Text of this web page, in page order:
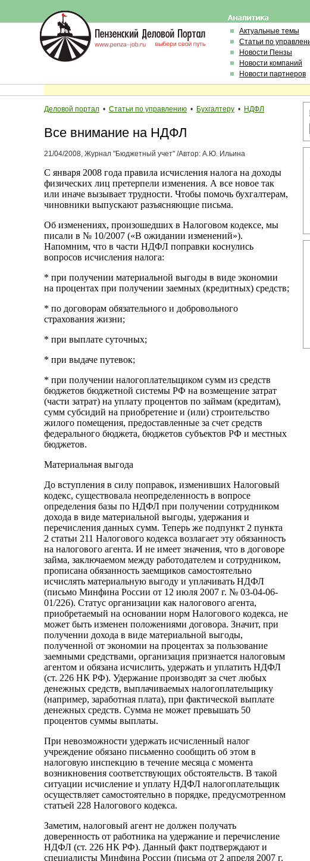
Актуальные темы
Статьи по
Новости Пензы
Новости компаний
Новости партнеров
Деловой портал • Статьи по управлению • Бухгалтеру • НДФЛ
Все внимание на НДФЛ
21/04/2008, Журнал "Бюджетный учет" /Автор: А.Ю. Ильина
С января 2008 года правила исчисления налога на доходы
физических лиц претерпели изменения. А все новое так
или иначе вызывает трудности. Чтобы помочь бухгалтерам,
чиновники выпускают разъясняющие письма.
Об изменениях, произошедших в Налоговом кодексе, мы
писали в № 10/2007 («В ожидании изменений»).
Напомним, что в части НДФЛ поправки коснулись
вопросов исчисления налога:
* при получении материальной выгоды в виде экономии
на процентах при получении заемных (кредитных) средств;
* по договорам обязательного и добровольного
страхования жизни;
* при выплате суточных;
* при выдаче путевок;
* при получении налогоплательщиком сумм из средств
бюджетов бюджетной системы РФ на возмещение затрат
(части затрат) на уплату процентов по займам (кредитам),
сумм субсидий на приобретение и (или) строительство
жилого помещения, предоставленные за счет средств
федерального бюджета, бюджетов субъектов РФ и местных
бюджетов.
Материальная выгода
До вступления в силу поправок, изменивших Налоговый
кодекс, существовала неопределенность в вопросе
определения базы по НДФЛ при получении сотрудником
дохода в виде материальной выгоды, удержания и
перечисления данных сумм. Теперь же подпункт 2 пункта
2 статьи 211 Налогового кодекса возлагает эту обязанность
на налогового агента. И не имеет значения, что в договоре
займа, заключаемом между работодателем и сотрудником,
прописана обязанность заемщиков самостоятельно
исчислять материальную выгоду и уплачивать НДФЛ
(письмо Минфина России от 12 июля 2007 г. № 03-04-06-
01/226). Статус организации как налогового агента,
приобретаемый на основании норм Налогового кодекса, не
может быть изменен положениями договора. Значит, при
получении дохода в виде материальной выгоды,
полученной от экономии на процентах за пользование
заемными средствами, организация признается налоговым
агентом и обязана исчислить, удержать и уплатить НДФЛ
(ст. 226 НК РФ). Удержание производят за счет любых
денежных средств, выплачиваемых налогоплательщику
(например, заработная плата), при фактической выплате
денежных средств. Сумма не может превышать 50
процентов суммы выплаты.
При невозможности удержать исчисленный налог
учреждение обязано письменно сообщить об этом в
налоговую инспекцию в течение месяца с момента
возникновения соответствующих обстоятельств. В такой
ситуации исчисление и уплату НДФЛ налогоплательщик
осуществляет самостоятельно в порядке, предусмотренном
статьей 228 Налогового кодекса.
Заметим, налоговый агент не должен получать
доверенность от работника на удержание и перечисление
НДФЛ (ст. 226 НК РФ). Данный факт подтверждают и
специалисты Минфина России (письма от 2 апреля 2007 г.